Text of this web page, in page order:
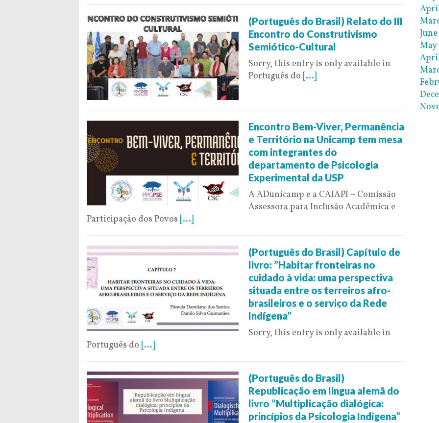
(Português do Brasil) Relato do III
Encontro do Construtivismo
Semiótico-Cultural
Sorry, this entry is only available in
Português do [...]
Encontro Bem-Viver, Permanência
e Território na Unicamp tem mesa
com integrantes do
departamento de Psicologia
Experimental da USP
A ADunicamp e a CAIAPI – Comissão
Assessora para Inclusão Acadêmica e
Participação dos Povos [...]
(Português do Brasil) Capítulo de
livro: ”Habitar fronteiras no
cuidado à vida: uma perspectiva
situada entre os terreiros afro-
brasileiros e o serviço da Rede
Indígena”
Sorry, this entry is only available in
Português do [...]
(Português do Brasil)
Republicação em lingua alemã do
livro ”Multiplicação dialógica:
princípios da Psicologia Indígena”
May